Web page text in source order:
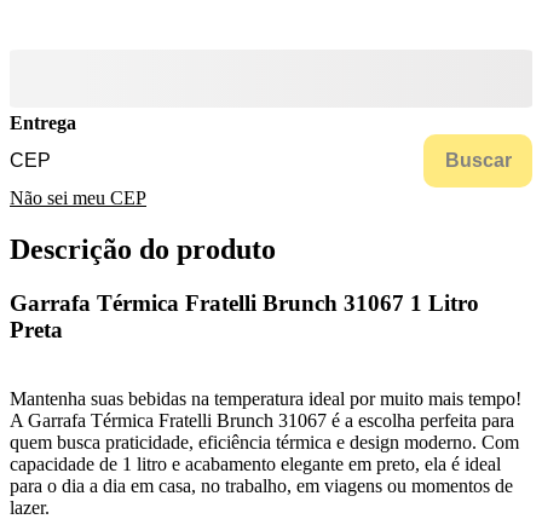
Entrega
Buscar
Não sei meu CEP
Descrição do produto
Garrafa Térmica Fratelli Brunch 31067 1 Litro
Preta
Mantenha suas bebidas na temperatura ideal por muito mais tempo!
A Garrafa Térmica Fratelli Brunch 31067 é a escolha perfeita para
quem busca praticidade, eficiência térmica e design moderno. Com
capacidade de 1 litro e acabamento elegante em preto, ela é ideal
para o dia a dia em casa, no trabalho, em viagens ou momentos de
lazer.